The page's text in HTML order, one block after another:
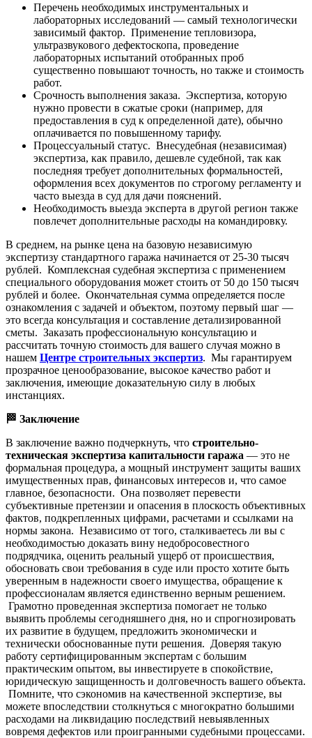
Перечень необходимых инструментальных и
лабораторных исследований — самый технологически
зависимый фактор. Применение тепловизора,
ультразвукового дефектоскопа, проведение
лабораторных испытаний отобранных проб
существенно повышают точность, но также и стоимость
работ.
Срочность выполнения заказа. Экспертиза, которую
нужно провести в сжатые сроки (например, для
предоставления в суд к определенной дате), обычно
оплачивается по повышенному тарифу.
Процессуальный статус. Внесудебная (независимая)
экспертиза, как правило, дешевле судебной, так как
последняя требует дополнительных формальностей,
оформления всех документов по строгому регламенту и
часто выезда в суд для дачи пояснений.
Необходимость выезда эксперта в другой регион также
повлечет дополнительные расходы на командировку.
В среднем, на рынке цена на базовую независимую
экспертизу стандартного гаража начинается от 25-30 тысяч
рублей. Комплексная судебная экспертиза с применением
специального оборудования может стоить от 50 до 150 тысяч
рублей и более. Окончательная сумма определяется после
ознакомления с задачей и объектом, поэтому первый шаг —
это всегда консультация и составление детализированной
сметы. Заказать профессиональную консультацию и
рассчитать точную стоимость для вашего случая можно в
нашем Центре строительных экспертиз. Мы гарантируем
прозрачное ценообразование, высокое качество работ и
заключения, имеющие доказательную силу в любых
инстанциях.
🏁 Заключение
В заключение важно подчеркнуть, что строительно-
техническая экспертиза капитальности гаража — это не
формальная процедура, а мощный инструмент защиты ваших
имущественных прав, финансовых интересов и, что самое
главное, безопасности. Она позволяет перевести
субъективные претензии и опасения в плоскость объективных
фактов, подкрепленных цифрами, расчетами и ссылками на
нормы закона. Независимо от того, сталкиваетесь ли вы с
необходимостью доказать вину недобросовестного
подрядчика, оценить реальный ущерб от происшествия,
обосновать свои требования в суде или просто хотите быть
уверенным в надежности своего имущества, обращение к
профессионалам является единственно верным решением.
Грамотно проведенная экспертиза помогает не только
выявить проблемы сегодняшнего дня, но и спрогнозировать
их развитие в будущем, предложить экономически и
технически обоснованные пути решения. Доверяя такую
работу сертифицированным экспертам с большим
практическим опытом, вы инвестируете в спокойствие,
юридическую защищенность и долговечность вашего объекта.
Помните, что сэкономив на качественной экспертизе, вы
можете впоследствии столкнуться с многократно большими
расходами на ликвидацию последствий невыявленных
вовремя дефектов или проигранными судебными процессами.